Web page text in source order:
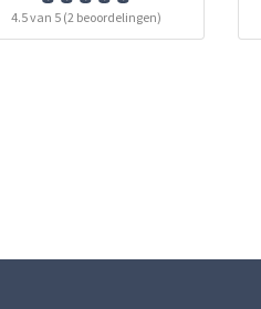
4.5 van 5 (2 beoordelingen)